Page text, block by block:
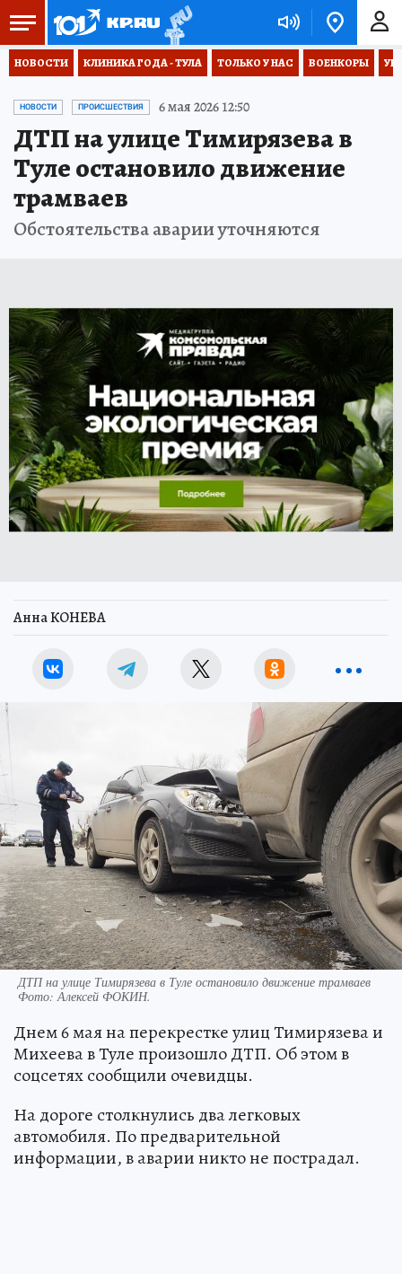
НОВОСТИ КЛИНИКА ГОДА - ТУЛА ТОЛЬКО У НАС ВОЕНКОРЫ
НОВОСТИ ПРОИСШЕСТВИЯ 6 мая 2026 12:50
ДТП на улице Тимирязева в
Туле остановило движение
трамваев
Обстоятельства аварии уточняются
Анна КОНЕВА
ДТП на улице Тимирязева в Туле остановило движение трамваев
Фото: Алексей ФОКИН.
Днем 6 мая на перекрестке улиц Тимирязева и
Михеева в Туле произошло ДТП. Об этом в
соцсетях сообщили очевидцы.
На дороге столкнулись два легковых
автомобиля. По предварительной
информации, в аварии никто не пострадал.